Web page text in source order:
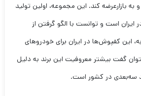
به بازارعرضه کند. این مجموعه، اولین تولید
است و توانست با الگو گرفتن از
این کفپوش‌ها در ایران برای خودروهای
گفت بیشتر معروفیت این برند به دلیل
سه‌بعدی در کشور است.